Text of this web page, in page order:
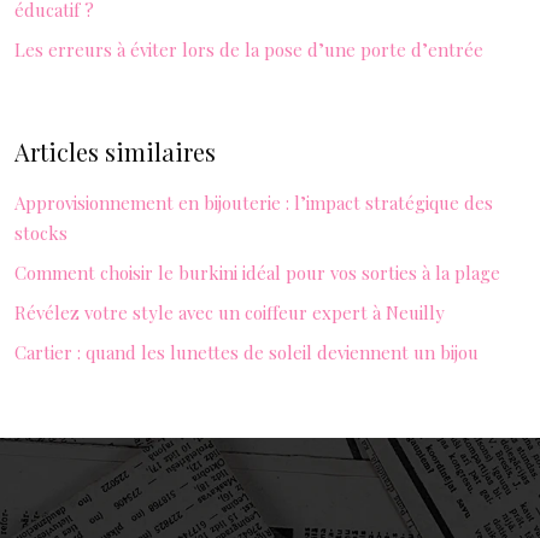
éducatif ?
Les erreurs à éviter lors de la pose d’une porte d’entrée
Articles similaires
Approvisionnement en bijouterie : l’impact stratégique des
stocks
Comment choisir le burkini idéal pour vos sorties à la plage
Révélez votre style avec un coiffeur expert à Neuilly
Cartier : quand les lunettes de soleil deviennent un bijou